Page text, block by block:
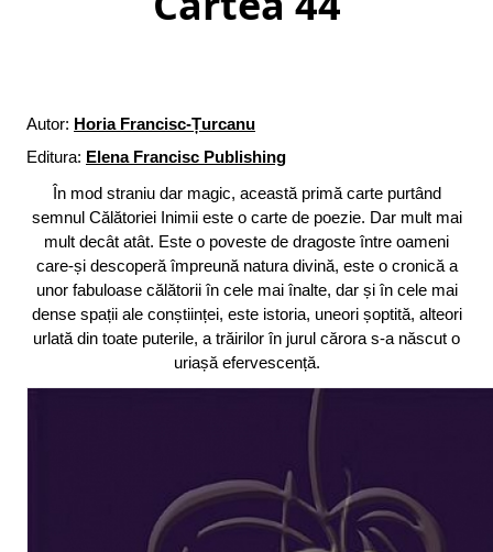
Autor: Horia Francisc-Țurcanu
Editura: Elena Francisc Publishing
În mod straniu dar magic, această primă carte purtând
semnul Călătoriei Inimii este o carte de poezie. Dar mult mai
mult decât atât. Este o poveste de dragoste între oameni
care-și descoperă împreună natura divină, este o cronică a
unor fabuloase călătorii în cele mai înalte, dar și în cele mai
dense spații ale conștiinței, este istoria, uneori șoptită, alteori
urlată din toate puterile, a trăirilor în jurul cărora s-a născut o
uriașă efervescență.